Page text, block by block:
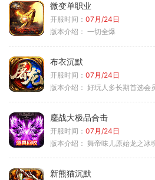
微变单职业
开服时间： 07月/24日
版本介绍： 一切全爆
布衣沉默
开服时间： 07月/24日
版本介绍： 好玩人多长期首选会
鏖战大极品合击
开服时间： 07月/24日
版本介绍： 舞帝味儿原始龙之冰
新熊猫沉默